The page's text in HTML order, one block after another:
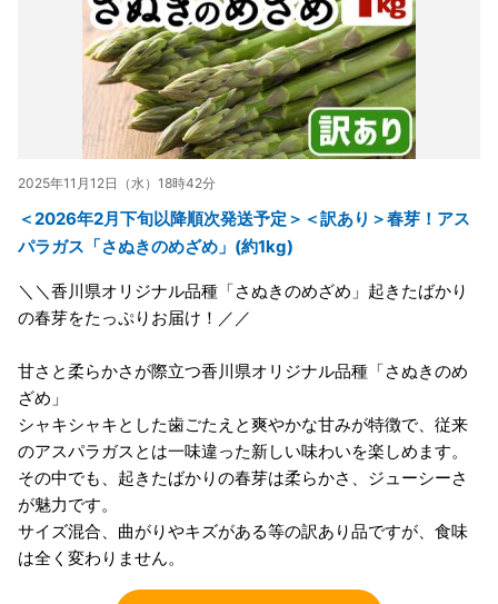
2025年11月12日（水）18時42分
＜2026年2月下旬以降順次発送予定＞＜訳あり＞春芽！アス
パラガス「さぬきのめざめ」(約1kg)
＼＼香川県オリジナル品種「さぬきのめざめ」起きたばかり
の春芽をたっぷりお届け！／／
甘さと柔らかさが際立つ香川県オリジナル品種「さぬきのめ
ざめ」
シャキシャキとした歯ごたえと爽やかな甘みが特徴で、従来
のアスパラガスとは一味違った新しい味わいを楽しめます。
その中でも、起きたばかりの春芽は柔らかさ、ジューシーさ
が魅力です。
サイズ混合、曲がりやキズがある等の訳あり品ですが、食味
は全く変わりません。